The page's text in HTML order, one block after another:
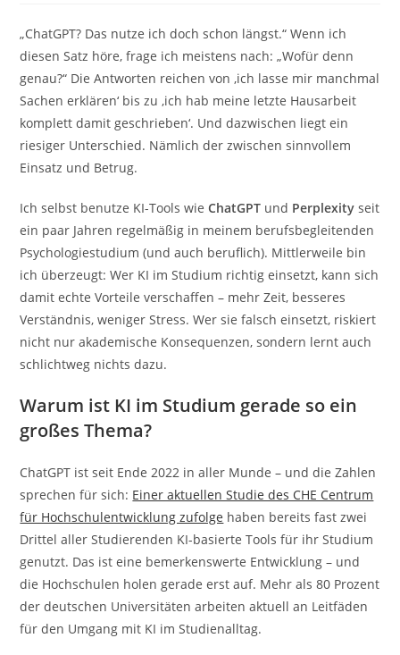
„ChatGPT? Das nutze ich doch schon längst.“ Wenn ich
diesen Satz höre, frage ich meistens nach: „Wofür denn
genau?“ Die Antworten reichen von ‚ich lasse mir manchmal
Sachen erklären‘ bis zu ‚ich hab meine letzte Hausarbeit
komplett damit geschrieben‘. Und dazwischen liegt ein
riesiger Unterschied. Nämlich der zwischen sinnvollem
Einsatz und Betrug.
Ich selbst benutze KI-Tools wieChatGPT und Perplexity seit
ein paar Jahren regelmäßig in meinem berufsbegleitenden
Psychologiestudium (und auch beruflich). Mittlerweile bin
ich überzeugt: Wer KI im Studium richtig einsetzt, kann sich
damit echte Vorteile verschaffen – mehr Zeit, besseres
Verständnis, weniger Stress. Wer sie falsch einsetzt, riskiert
nicht nur akademische Konsequenzen, sondern lernt auch
schlichtweg nichts dazu.
Warum ist KI im Studium gerade so ein
großes Thema?
ChatGPT ist seit Ende 2022 in aller Munde – und die Zahlen
sprechen für sich: Einer aktuellen Studie des CHE Centrum
für Hochschulentwicklung zufolge haben bereits fast zwei
Drittel aller Studierenden KI-basierte Tools für ihr Studium
genutzt. Das ist eine bemerkenswerte Entwicklung – und
die Hochschulen holen gerade erst auf. Mehr als 80 Prozent
der deutschen Universitäten arbeiten aktuell an Leitfäden
für den Umgang mit KI im Studienalltag.